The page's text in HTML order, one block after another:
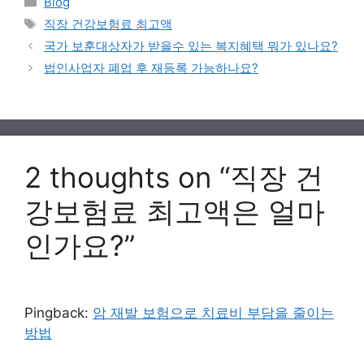
Tags
직장 건강보험료 최고액
국가 보훈대상자가 받을수 있는 복지혜택 뭐가 있나요?
법인사업자 폐업 후 재등록 가능하나요?
2 thoughts on “직장 건
강보험료 최고액은 얼마
인가요?”
Pingback: 암 재발 보험으로 치료비 부담을 줄이는
방법